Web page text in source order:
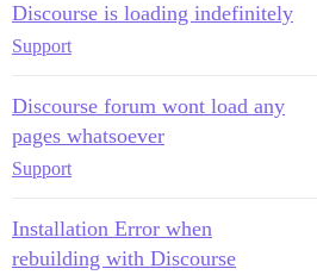
Discourse is loading indefinitely
Support
Discourse forum wont load any
pages whatsoever
Support
Installation Error when
rebuilding with Discourse